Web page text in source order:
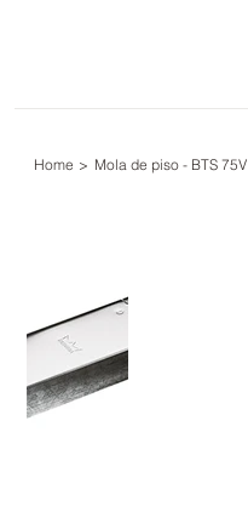
Home > Mola de piso - BTS 75V